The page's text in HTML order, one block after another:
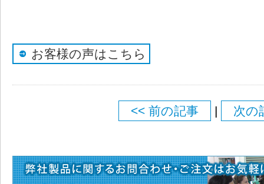
お客様の声はこちら
<< 前の記事 | 次の